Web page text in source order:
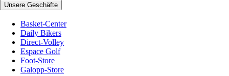
Unsere Geschäfte
Basket-Center
Daily Bikers
Direct-Volley
Espace Golf
Foot-Store
Galopp-Store